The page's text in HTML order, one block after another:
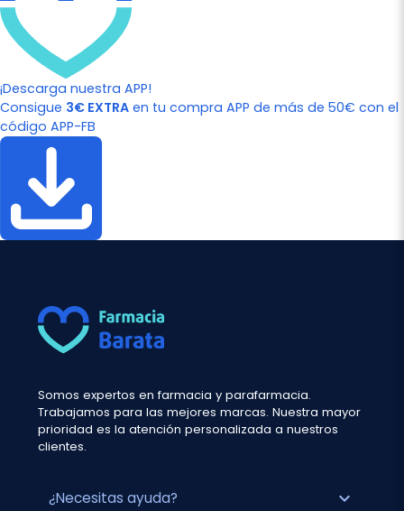
¡Descarga nuestra APP!
Consigue 3€ EXTRA en tu compra APP de más de 50€ con el
código APP-FB
Somos expertos en farmacia y parafarmacia.
Trabajamos para las mejores marcas. Nuestra mayor
prioridad es la atención personalizada a nuestros
clientes.
¿Necesitas ayuda? expand_more